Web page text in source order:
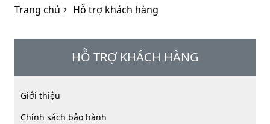
Trang chủ Hỗ trợ khách hàng
HỖ TRỢ KHÁCH HÀNG
Giới thiệu
Chính sách bảo hành